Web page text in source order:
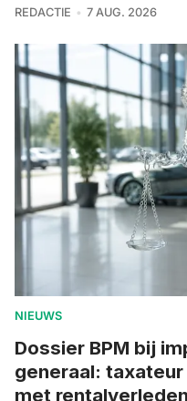
REDACTIE 7 AUG. 2026
NIEUWS
Dossier BPM bij
generaal:
met rentalverleden